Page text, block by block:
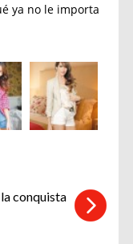
ya no le importa
conquista